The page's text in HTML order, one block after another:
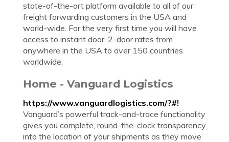
state-of-the-art platform available to all of our
freight forwarding customers in the USA and
world-wide. For the very first time you will have
access to instant door-2-door rates from
anywhere in the USA to over 150 countries
worldwide.
Home - Vanguard Logistics
https://www.vanguardlogistics.com/?#!
Vanguard’s powerful track-and-trace functionality
gives you complete, round-the-clock transparency
into the location of your shipments as they move